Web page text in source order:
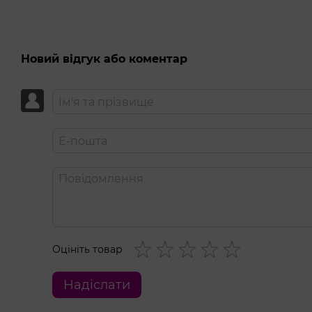
Новий відгук або коментар
Оцініть товар
Надіслати